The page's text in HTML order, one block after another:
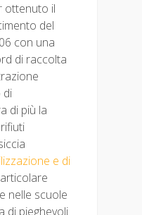
ottenuto il
del
con una
di raccolta
di
di più la
e di
nelle scuole
di pieghevoli